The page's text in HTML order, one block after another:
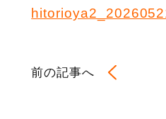
前の記事へ